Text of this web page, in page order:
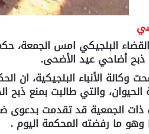
البلجيكي امس الجمعة،
ذبح أضاحي عيد الأضحى.
وكالة الأنباء البلجيكية، ان
الحيوان، والتي طالبت بمنع ذبح
ذات الجمعية قد تقدمت بدعوى
وهو ما رفضته المحكمة اليوم .